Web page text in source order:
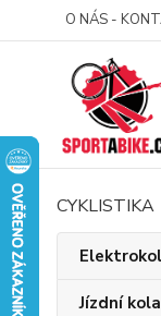
O NÁS -
CYKLISTIKA
Jízdní